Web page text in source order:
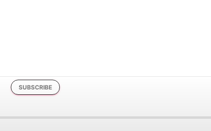
SUBSCRIBE